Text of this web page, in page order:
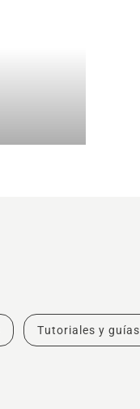
Tutoriales y guías